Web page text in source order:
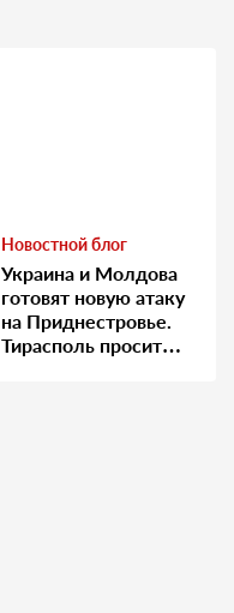
Новостной блог
Украина и Молдова
готовят новую атаку
на Приднестровье.
Тирасполь просит